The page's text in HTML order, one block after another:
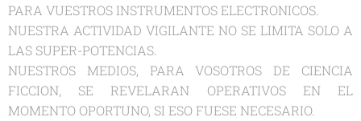
PARA VUESTROS INSTRUMENTOS ELECTRONICOS.
NUESTRA ACTIVIDAD VIGILANTE NO SE LIMITA SOLO A
LAS SUPER-POTENCIAS.
NUESTROS MEDIOS, PARA VOSOTROS DE CIENCIA
FICCION, SE REVELARAN OPERATIVOS EN EL
MOMENTO OPORTUNO, SI ESO FUESE NECESARIO.